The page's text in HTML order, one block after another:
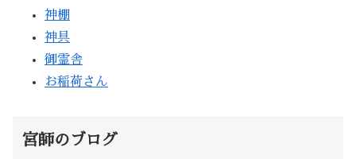
神棚
神具
御霊舎
お稲荷さん
宮師のブログ